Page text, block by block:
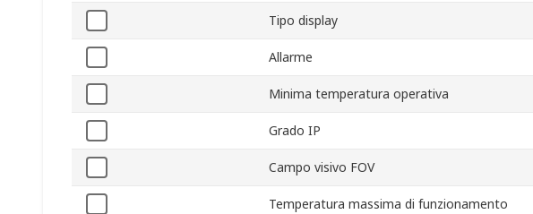
Tipo display
Allarme
Minima temperatura operativa
Grado IP
Campo visivo FOV
Temperatura massima di funzionamento